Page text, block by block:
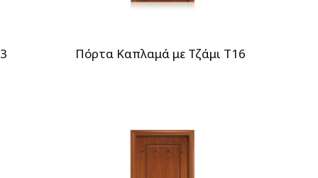
Πόρτα Καπλαμά με Τζάμι T16